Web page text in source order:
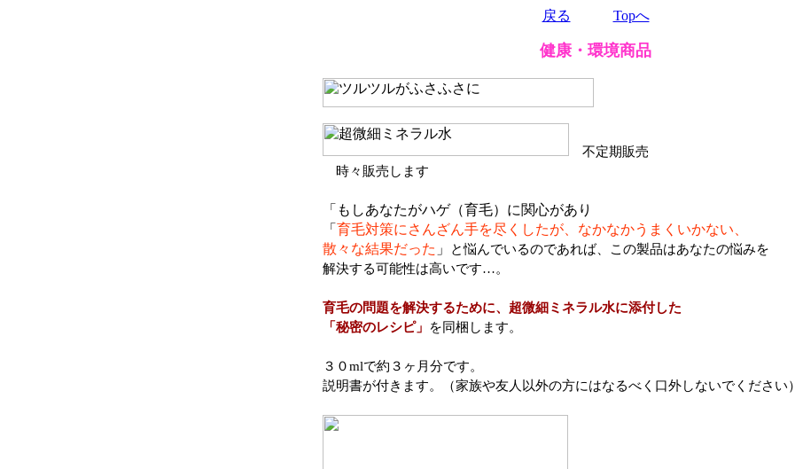
戻る Topへ
健康・環境商品
不定期販売
時々販売します
「もしあなたがハゲ（育毛）に関心があり
「 育毛対策にさんざん手を尽くしたが、なかなかうまくいかない、
散々な結果だった 」
と悩んでいるのであれば、この製品はあなたの悩みを
解決する可能性は高いです…。
育毛の問題を解決するために、超微細ミネラル水に添付した
「秘密のレシピ」
を同梱します。
３０mlで約３ヶ月分です。
説明書が付きます。（家族や友人以外の方にはなるべく口外しないでください）